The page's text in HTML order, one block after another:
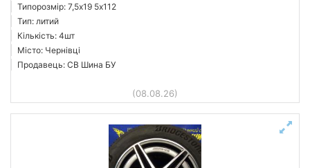
Типорозмір: 7,5x19 5х112
Тип: литий
Кількість: 4шт
Місто: Чернівці
Продавець: СВ Шина БУ
(08.08.26)